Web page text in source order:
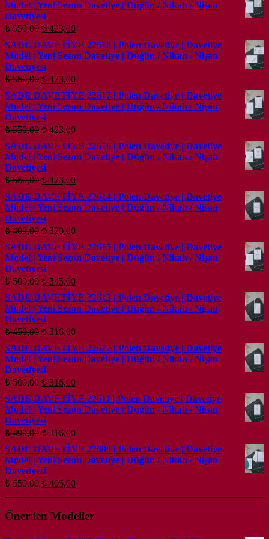
₺ 423,00.
Model | Yeni Sezon Davetiye | Düğün / Nikah / Nişan
Davetiyesi
₺550,00 Orijinal
₺ 550,00.
₺ 423,00Şu
fiyat:
₺ 423,00.
SADE DAVETİYE 22618 | Polen Davetiye | Davetiye
Model | Yeni Sezon Davetiye | Düğün / Nikah / Nişan
Davetiyesi
₺550,00 Orijinal
₺ 550,00.
₺ 423,00Şu
fiyat:
₺ 423,00.
SADE DAVETİYE 22617 | Polen Davetiye | Davetiye
Model | Yeni Sezon Davetiye | Düğün / Nikah / Nişan
Davetiyesi
₺550,00 Orijinal
₺ 550,00.
₺ 423,00Şu
fiyat:
₺ 423,00.
SADE DAVETİYE 22616 | Polen Davetiye | Davetiye
Model | Yeni Sezon Davetiye | Düğün / Nikah / Nişan
Davetiyesi
₺550,00 Orijinal
₺ 550,00.
₺ 423,00Şu
fiyat:
₺ 423,00.
SADE DAVETİYE 22614 | Polen Davetiye | Davetiye
Model | Yeni Sezon Davetiye | Düğün / Nikah / Nişan
Davetiyesi
₺400,00 Orijinal
₺ 400,00.
₺ 320,00Şu
fiyat:
₺ 320,00.
SADE DAVETİYE 22615 | Polen Davetiye | Davetiye
Model | Yeni Sezon Davetiye | Düğün / Nikah / Nişan
Davetiyesi
₺500,00 Orijinal
₺ 500,00.
₺ 345,00Şu
fiyat:
₺ 345,00.
SADE DAVETİYE 22613 | Polen Davetiye | Davetiye
Model | Yeni Sezon Davetiye | Düğün / Nikah / Nişan
Davetiyesi
₺450,00 Orijinal
₺ 450,00.
₺ 316,00Şu
fiyat:
₺ 316,00.
SADE DAVETİYE 22612 | Polen Davetiye | Davetiye
Model | Yeni Sezon Davetiye | Düğün / Nikah / Nişan
Davetiyesi
₺500,00 Orijinal
₺ 500,00.
₺ 316,00Şu
fiyat:
₺ 316,00.
SADE DAVETİYE 22611 | Polen Davetiye | Davetiye
Model | Yeni Sezon Davetiye | Düğün / Nikah / Nişan
Davetiyesi
₺490,00 Orijinal
₺ 490,00.
₺ 316,00Şu
fiyat:
₺ 316,00.
SADE DAVETİYE 22609 | Polen Davetiye | Davetiye
Model | Yeni Sezon Davetiye | Düğün / Nikah / Nişan
Davetiyesi
₺650,00 Orijinal
₺ 405,00Şu
₺ 405,00.
Önerilen Modeller